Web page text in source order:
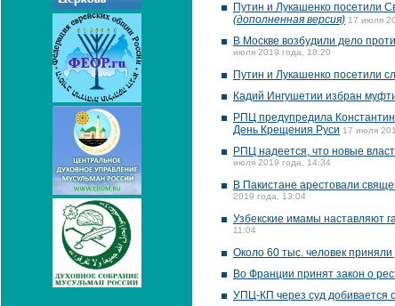
Путин и Лукашенко посетили
(дополненная версия) 17 июля
В Москве возбудили дело
июля 2019 года, 18:20
Путин и Лукашенко посетили
Кадий Ингушетии избран
РПЦ предупредила
День Крещения Руси 17 июля
РПЦ надеется, что новые
июля 2019 года, 14:34
В Пакистане арестовали
2019 года, 13:04
Узбекские имамы наставляют
11:04
Около 60 тыс. человек приняли
Во Франции принят закон о
УПЦ-КП через суд добивается